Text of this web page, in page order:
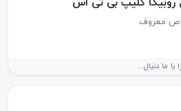
معروف
ما دنبال...